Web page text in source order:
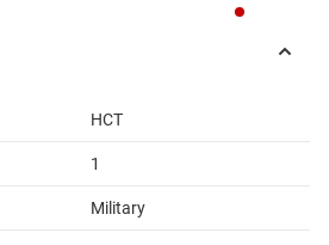
HCT
1
Military